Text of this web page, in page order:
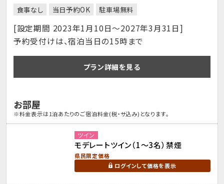
食事なし 当日予約OK 駐車場無料
[設定期間 2023年1月10日～2027年3月31日]
予約受付けは、宿泊当日の15時まで
プラン詳細を見る
お部屋
※料金表示は1泊あたりのご宿泊料金(税・サ込み)となります。
ツイン
モデレートツイン（1～3名）禁煙
県民限定価格
ログインして価格を表示